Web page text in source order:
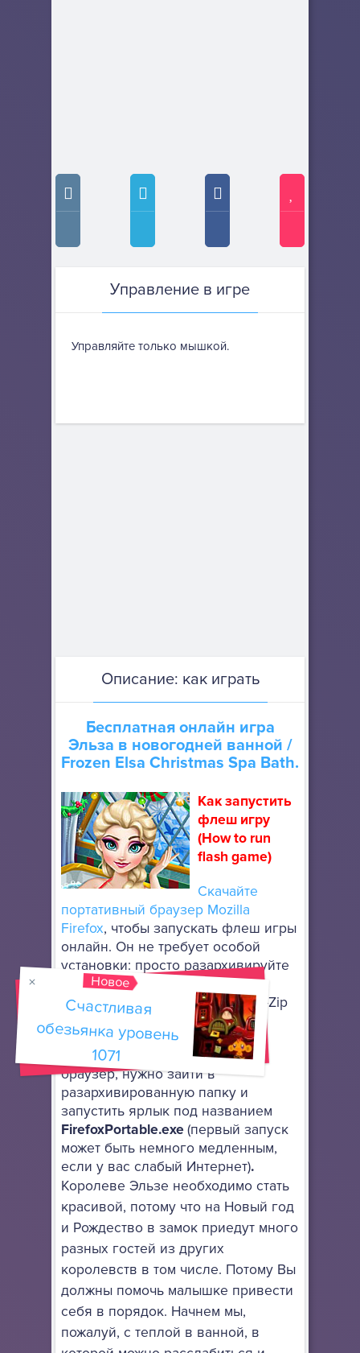
Управление в игре
Управляйте только мышкой.
Описание: как играть
Бесплатная онлайн игра
Эльза в новогодней ванной /
Frozen Elsa Christmas Spa Bath.
Как запустить
флеш игру
(How to run
flash game)
Скачайте
портативный браузер Mozilla
Firefox, чтобы запускать флеш игры
онлайн. Он не требует особой
установки: просто разархивируйте
его в любое место, используя
архиватор, поддерживающий 7-Zip
Для того, чтобы запустить сам
браузер, нужно зайти в
разархивированную папку и
запустить ярлык под названием
FirefoxPortable.exe(первый запуск
может быть немного медленным,
если у вас слабый Интернет).
Королеве Эльзе необходимо стать
красивой, потому что на Новый год
и Рождество в замок приедут много
разных гостей из других
королевств в том числе. Потому Вы
должны помочь малышке привести
себя в порядок. Начнем мы,
пожалуй, с теплой в ванной, в
Новое
Счастливая
обезьянка уровень
1071